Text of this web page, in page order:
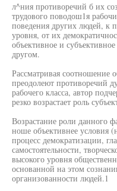
л^ния противоречий б их
трудового поводош1я
поведения других людей, к
уровня, от их
объективное и
другом.
Рассматривая соотношение
преодолеют противоречий
рабочего класса, автор
резко возрастает роль
Возрастание роли данного
ноше объективнее условия
процесс демократизации,
самостоятельности,
высокого уровня
основанной на этом
организованности людей.1